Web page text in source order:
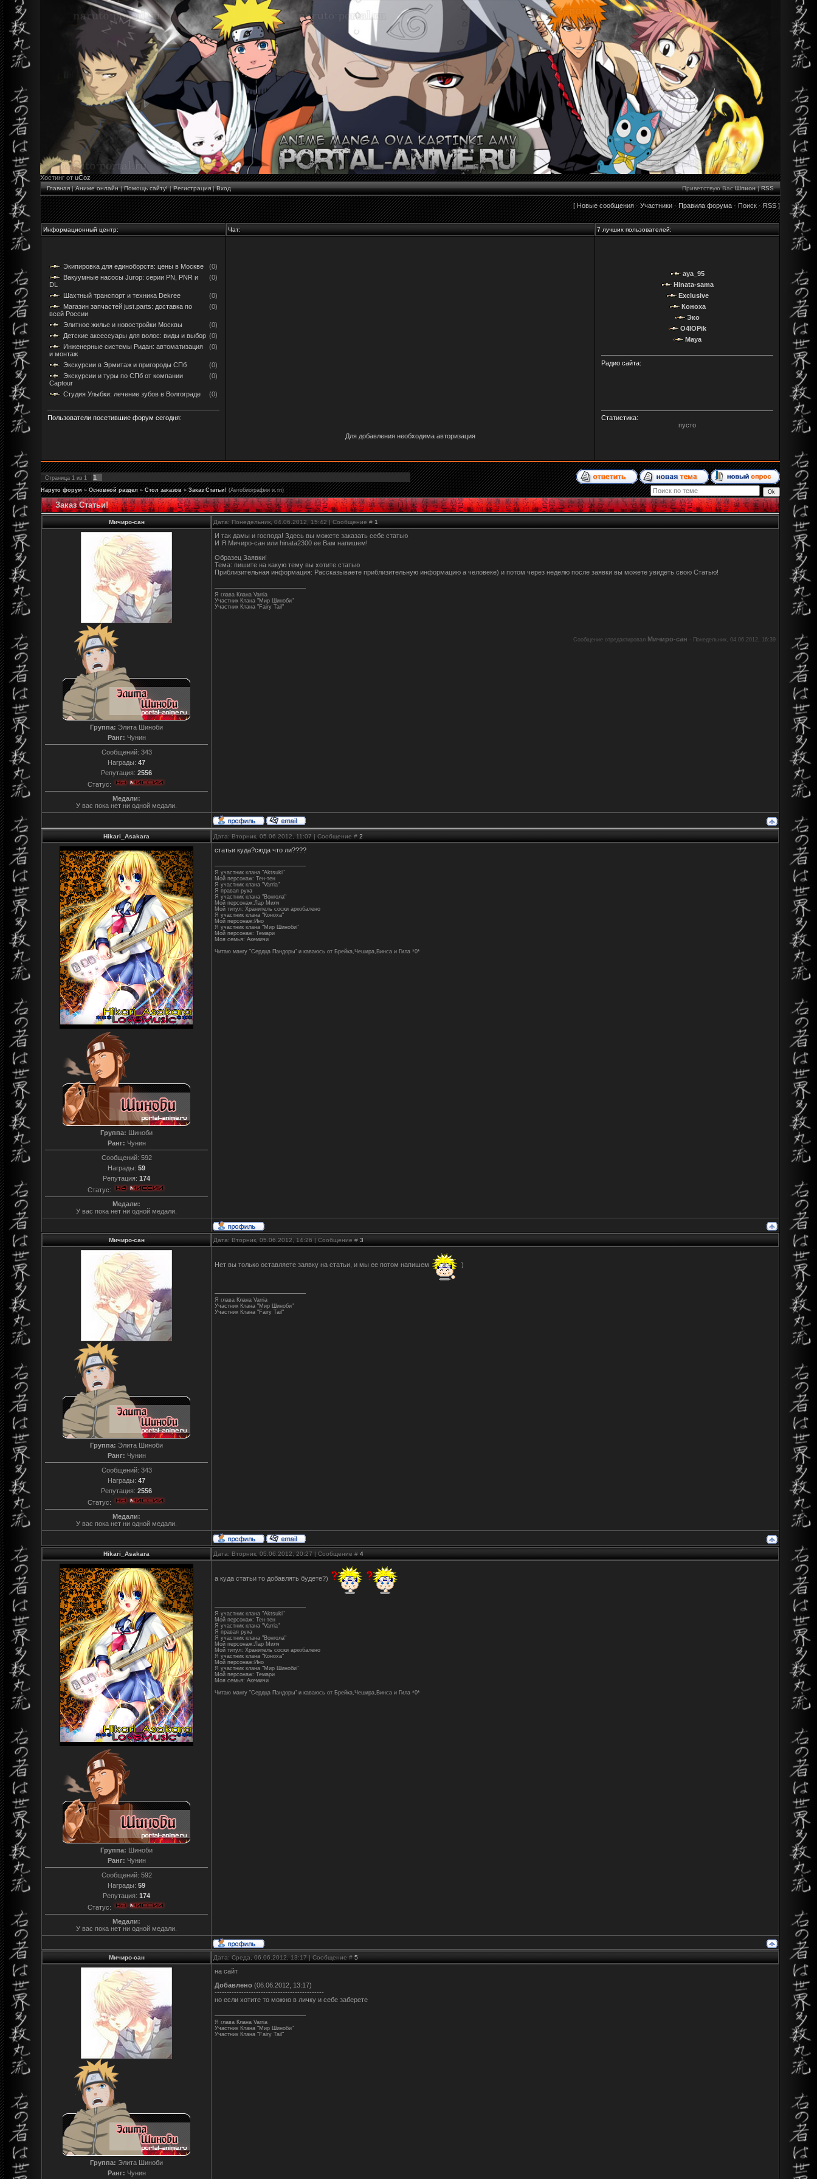
Хостинг отuCoz
Главная|Аниме онлайн|Помощь сайту!|Регистрация|Вход Приветствую Вас Шпион|RSS
[Новые сообщения·Участники·Правила форума·Поиск·RSS]
Информационный центр: Чат: 7 лучших пользователей:
Экипировка для единоборств: цены в Москве
(0)
Вакуумные насосы Jurop: серии PN, PNR и
DL
(0)
Шахтный транспорт и техника Dekree
(0)
Магазин запчастей just.parts: доставка по
всей России
(0)
Элитное жилье и новостройки Москвы
(0)
Детские аксессуары для волос: виды и выбор (0)
Инженерные системы Ридан: автоматизация
и монтаж
(0)
Экскурсии в Эрмитаж и пригороды СПб
(0)
Экскурсии и туры по СПб от компании
Captour
(0)
Студия Улыбки: лечение зубов в Волгограде (0)
Пользователи посетившие форум сегодня:
Для добавления необходима авторизация
aya_95
Hinata-sama
Exclusive
Коноха
Эко
O4IOPik
Maya
Радио сайта:
Статистика:
пусто
Страница 1 из 1 1
Наруто форум » Основной раздел » Стол заказов » Заказ Статьи! (Автобиографии и.тп)
Заказ Статьи!
Мичиро-сан Дата: Понедельник, 04.06.2012, 15:42 | Сообщение # 1
Группа: Элита Шиноби
Ранг: Чунин
Сообщений: 343
Награды: 47
Репутация: 2556
Статус:
Медали:
У вас пока нет ни одной медали.
И так дамы и господа! Здесь вы можете заказать себе статью
И Я Мичиро-сан или hinata2300 ее Вам напишем!
Образец Заявки!
Тема: пишите на какую тему вы хотите статью
Приблизительная информация: Рассказываете приблизительную информацию а человеке) и потом через неделю после заявки вы можете увидеть свою Статью!
Я глава Клана Varria
Участник Клана "Мир Шиноби"
Участник Клана "Fairy Tail"
Сообщение отредактировал Мичиро-сан - Понедельник, 04.06.2012, 16:39
Hikari_Asakara Дата: Вторник, 05.06.2012, 11:07 | Сообщение # 2
Группа: Шиноби
Ранг: Чунин
Сообщений: 592
Награды: 59
Репутация: 174
Статус:
Медали:
У вас пока нет ни одной медали.
статьи куда?сюда что ли????
Я участник клана "Aktsuki"
Мой персонаж: Тен-тен
Я участник клана "Varriа"
Я правая рука
Я участник клана "Вонгола"
Мой персонаж:Лар Милч
Мой титул: Хранитель соски аркобалено
Я участник клана "Коноха"
Мой персонаж:Ино
Я участник клана "Мир Шиноби"
Мой персонаж: Темари
Моя семья: Акемичи
Читаю мангу "Сердца Пандоры" и каваюсь от Брейка,Чешира,Винса и Гила *0*
Мичиро-сан Дата: Вторник, 05.06.2012, 14:26 | Сообщение # 3
Группа: Элита Шиноби
Ранг: Чунин
Сообщений: 343
Награды: 47
Репутация: 2556
Статус:
Медали:
У вас пока нет ни одной медали.
Нет вы только оставляете заявку на статьи, и мы ее потом напишем )
Я глава Клана Varria
Участник Клана "Мир Шиноби"
Участник Клана "Fairy Tail"
Hikari_Asakara Дата: Вторник, 05.06.2012, 20:27 | Сообщение # 4
Группа: Шиноби
Ранг: Чунин
Сообщений: 592
Награды: 59
Репутация: 174
Статус:
Медали:
У вас пока нет ни одной медали.
а куда статьи то добавлять будете?)
Я участник клана "Aktsuki"
Мой персонаж: Тен-тен
Я участник клана "Varriа"
Я правая рука
Я участник клана "Вонгола"
Мой персонаж:Лар Милч
Мой титул: Хранитель соски аркобалено
Я участник клана "Коноха"
Мой персонаж:Ино
Я участник клана "Мир Шиноби"
Мой персонаж: Темари
Моя семья: Акемичи
Читаю мангу "Сердца Пандоры" и каваюсь от Брейка,Чешира,Винса и Гила *0*
Мичиро-сан Дата: Среда, 06.06.2012, 13:17 | Сообщение # 5
Группа: Элита Шиноби
Ранг: Чунин
на сайт
Добавлено (06.06.2012, 13:17)
---------------------------------------------
но если хотите то можно в личку и себе заберете
Я глава Клана Varria
Участник Клана "Мир Шиноби"
Участник Клана "Fairy Tail"